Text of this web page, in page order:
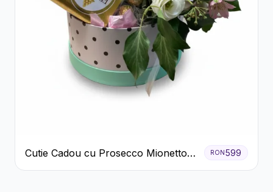
Cutie Cadou cu Prosecco Mionetto
Ferrero Rocher și Flori Pastelate
RON599